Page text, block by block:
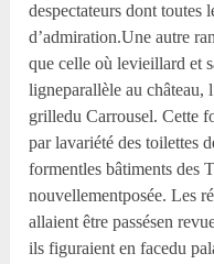
despectateurs dont toutes
d’admiration.Une autre
que celle où levieillard et
ligneparallèle au château,
grilledu Carrousel. Cette
par lavariété des toilettes
formentles bâtiments des
nouvellementposée. Les
allaient être passésen
ils figuraient en facedu